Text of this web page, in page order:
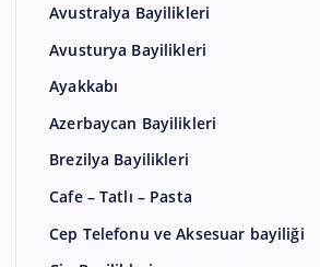
Avustralya Bayilikleri
Avusturya Bayilikleri
Ayakkabı
Azerbaycan Bayilikleri
Brezilya Bayilikleri
Cafe – Tatlı – Pasta
Cep Telefonu ve Aksesuar bayiliği